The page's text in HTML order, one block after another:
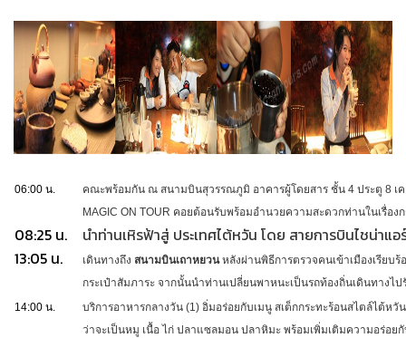
06:00 น.
คณะพร้อมกัน ณ สนามบินสุวรรณภูมิ อาคารผู้โดยสาร ชั้น 4 ประตู 8 เค
MAGIC ON TOUR คอยต้อนรับพร้อมอำนวยความสะดวกท่านในเรื่อง
08:25 น.
นำท่านเหิรฟ้าสู่ ประเทศไต้หวัน โดย สายการบินไชน่าแ
13:05 น.
เดินทางถึง สนามบินเถาหยวนหลังผ่านพิธีการตรวจคนเข้าเมืองเรียบ
กระเป๋าสัมภาระ จากนั้นนำท่านเปลี่ยนพาหนะเป็นรถท้องถิ่นเดินทางไ
14:00 น.
บริการอาหารกลางวัน (1) อิ่มอร่อยกับเมนู สเต็กกระทะร้อนสไตล์ไต้ห
ว่าจะเป็นหมู เนื้อ ไก่ ปลาแซลมอน ปลาหิมะ พร้อมเพิ่มเติมความอร่อ